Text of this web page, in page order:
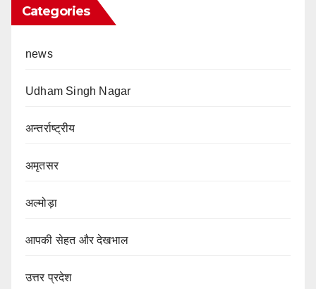
Categories
news
Udham Singh Nagar
अन्तर्राष्ट्रीय
अमृतसर
अल्मोड़ा
आपकी सेहत और देखभाल
उत्तर प्रदेश